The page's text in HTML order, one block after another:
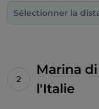
Sélectionner la
Marina
l'Italie